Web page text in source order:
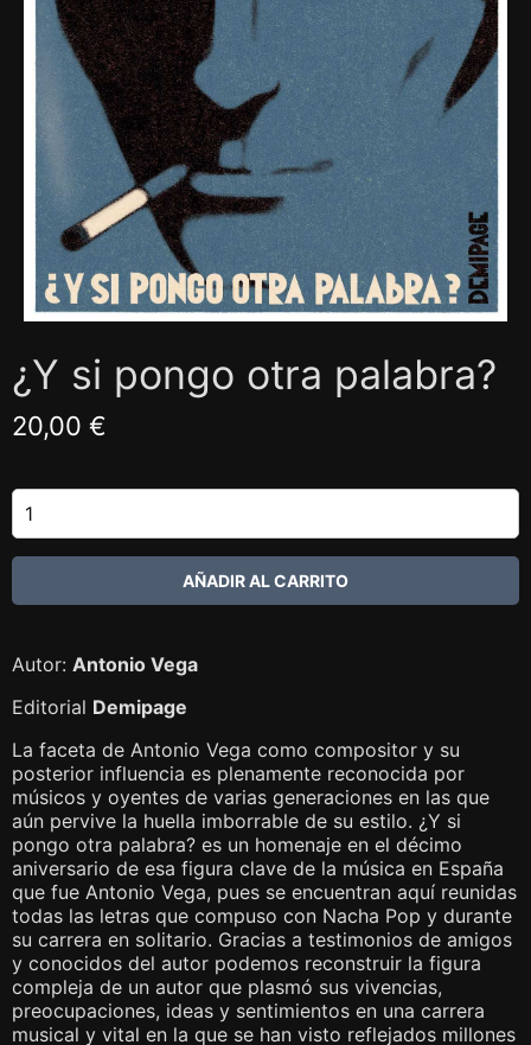
¿Y si pongo otra palabra?
20,00 €
Autor: Antonio Vega
Editorial Demipage
La faceta de Antonio Vega como compositor y su
posterior influencia es plenamente reconocida por
músicos y oyentes de varias generaciones en las que
aún pervive la huella imborrable de su estilo. ¿Y si
pongo otra palabra? es un homenaje en el décimo
aniversario de esa figura clave de la música en España
que fue Antonio Vega, pues se encuentran aquí reunidas
todas las letras que compuso con Nacha Pop y durante
su carrera en solitario. Gracias a testimonios de amigos
y conocidos del autor podemos reconstruir la figura
compleja de un autor que plasmó sus vivencias,
preocupaciones, ideas y sentimientos en una carrera
musical y vital en la que se han visto reflejados millones